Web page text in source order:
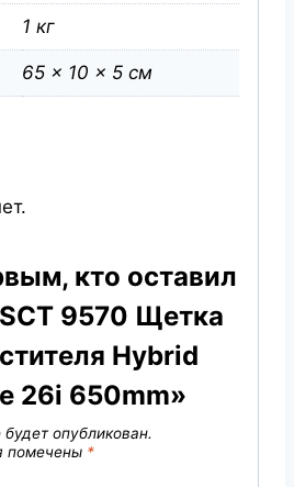
1 кг
65 × 10 × 5 см
кто оставил
9570 Щетка
Hybrid
26i 650mm»
опубликован.
помечены *